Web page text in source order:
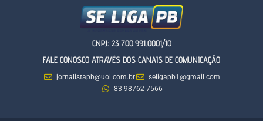
CNPJ: 23.700.991.0001/10
FALE CONOSCO ATRAVÉS DOS CANAIS DE COMUNICAÇÃO
jornalistapb@uol.com.br
seligapb1@gmail.com
83 98762-7566